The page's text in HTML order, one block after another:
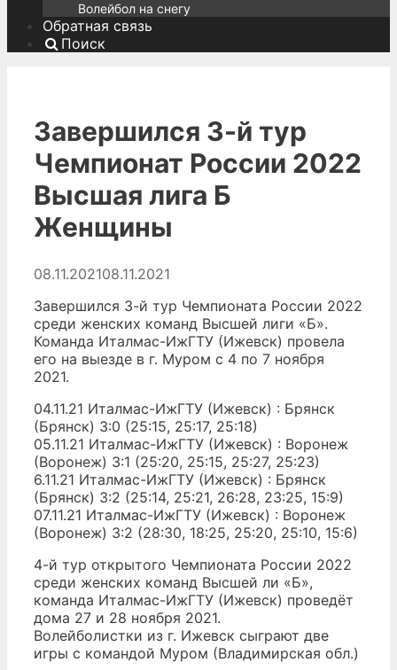
Волейбол на снегу
Обратная связь
Поиск
Завершился 3-й тур
Чемпионат России 2022
Высшая лига Б
Женщины
08.11.202108.11.2021
Завершился 3-й тур Чемпионата России 2022
среди женских команд Высшей лиги «Б».
Команда Италмас-ИжГТУ (Ижевск) провела
его на выезде в г. Муром с 4 по 7 ноября
2021.
04.11.21 Италмас-ИжГТУ (Ижевск) : Брянск
(Брянск) 3:0 (25:15, 25:17, 25:18)
05.11.21 Италмас-ИжГТУ (Ижевск) : Воронеж
(Воронеж) 3:1 (25:20, 25:15, 25:27, 25:23)
6.11.21 Италмас-ИжГТУ (Ижевск) : Брянск
(Брянск) 3:2 (25:14, 25:21, 26:28, 23:25, 15:9)
07.11.21 Италмас-ИжГТУ (Ижевск) : Воронеж
(Воронеж) 3:2 (28:30, 18:25, 25:20, 25:10, 15:6)
4-й тур открытого Чемпионата России 2022
среди женских команд Высшей ли «Б»,
команда Италмас-ИжГТУ (Ижевск) проведёт
дома 27 и 28 ноября 2021.
Волейболистки из г. Ижевск сыграют две
игры с командой Муром (Владимирская обл.)